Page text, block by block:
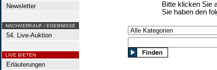
Newsletter
NACHVERKAUF / EGEBNISSE
54. Live-Auktion
LIVE BIETEN
Erläuterungen
Bitte klicken Sie
Sie haben den